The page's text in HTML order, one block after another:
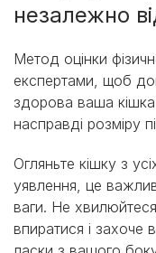
незалежно
Метод оцінки
експертами, щоб
здорова ваша кішка
насправді розміру
Огляньте кішку з
уявлення, це
ваги. Не
впиратися і захоче